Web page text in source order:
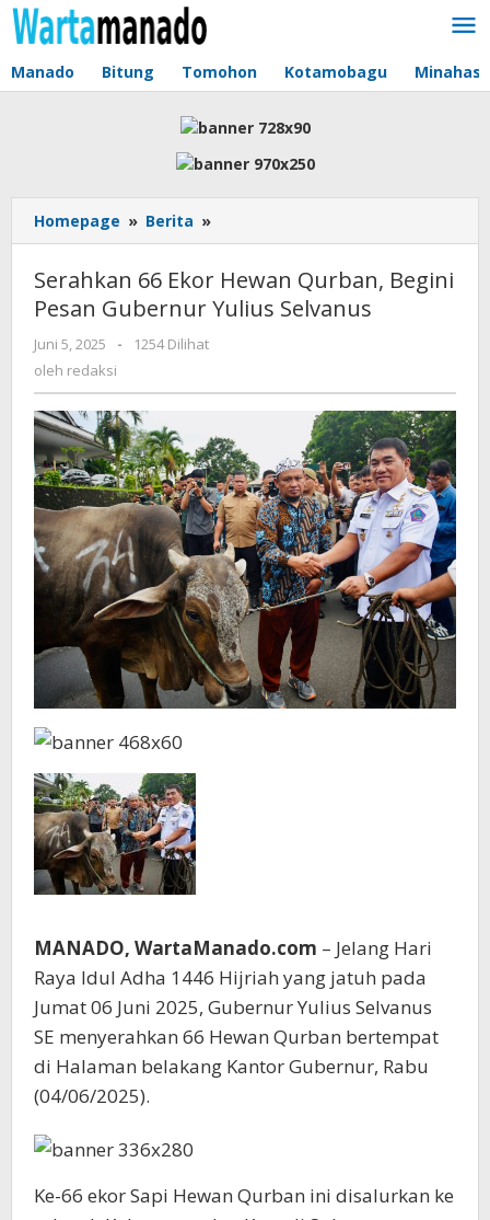
Lewati
ke
Manado Bitung Tomohon Kotamobagu Minahasa
Homepage » Berita »
66
Hewan
Qurban,
Serahkan 66 Ekor Hewan Qurban, Begini
Pesan Gubernur Yulius Selvanus
Juni 5, 2025
oleh
-
1254 Dilihat
oleh redaksi
MANADO, WartaManado.com – Jelang Hari
Raya Idul Adha 1446 Hijriah yang jatuh pada
Jumat 06 Juni 2025, Gubernur Yulius Selvanus
SE menyerahkan 66 Hewan Qurban bertempat
di Halaman belakang Kantor Gubernur, Rabu
(04/06/2025).
Ke-66 ekor Sapi Hewan Qurban ini disalurkan ke